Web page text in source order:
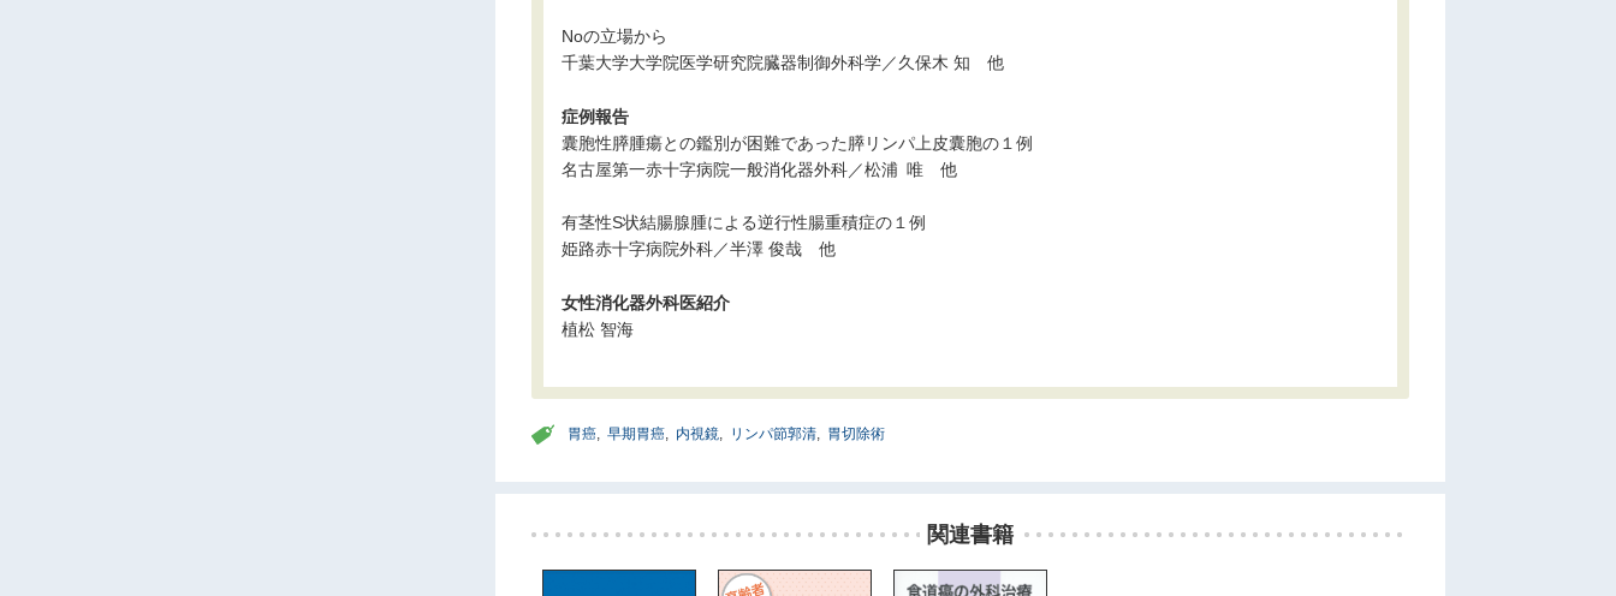
Noの立場から
千葉大学大学院医学研究院臓器制御外科学／久保木 知 他
症例報告
囊胞性膵腫瘍との鑑別が困難であった膵リンパ上皮囊胞の１例
名古屋第一赤十字病院一般消化器外科／松浦 唯 他
有茎性S状結腸腺腫による逆行性腸重積症の１例
姫路赤十字病院外科／半澤 俊哉 他
女性消化器外科医紹介
植松 智海
胃癌, 早期胃癌, 内視鏡, リンパ節郭清, 胃切除術
関連書籍